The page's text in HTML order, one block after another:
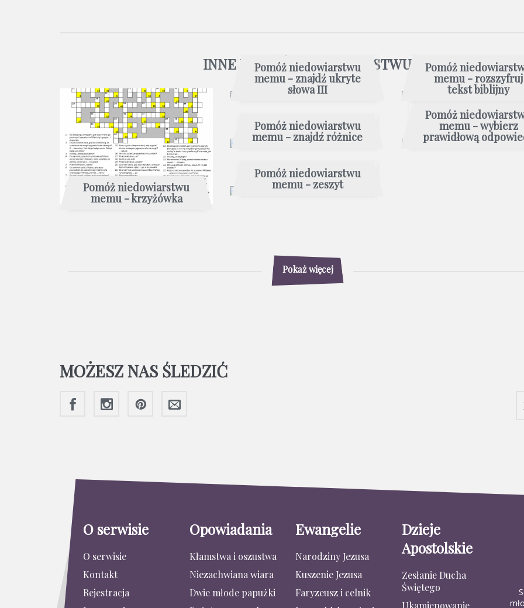
INNE POMÓŻ NIEDOWIARSTWU
Pomóż niedowiarstwu
memu - krzyżówka
Pomóż niedowiarstwu
memu - znajdź ukryte
słowa III
Pomóż
memu - rozszyfruj
tekst biblijny
Pomóż niedowiarstwu
memu - znajdź różnice
Pomóż
memu - wybierz
prawidłową
Pomóż niedowiarstwu
memu - zeszyt
Pokaż więcej
MOŻESZ NAS ŚLEDZIĆ
O serwisie
O serwisie
Kontakt
Rejestracja
Opowiadania
Kłamstwa i oszustwa
Niezachwiana wiara
Dwie młode papużki
Ewangelie
Narodziny Jezusa
Kuszenie Jezusa
Faryzeusz i celnik
Dzieje
Apostolskie
Zesłanie Ducha
Świętego